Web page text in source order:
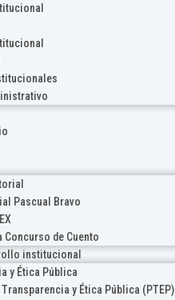
Pascual Bravo
Concurso de Cuento
institucional
y Ética Pública
y Ética Pública (PTEP)